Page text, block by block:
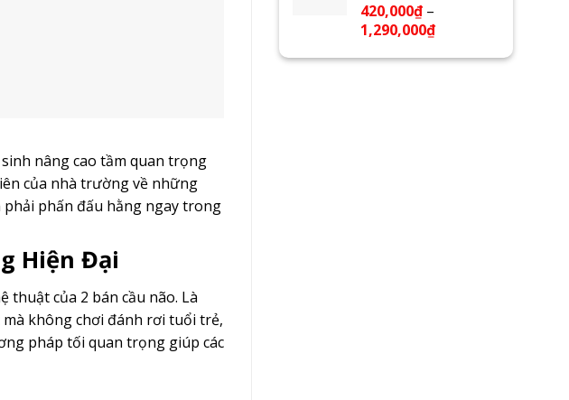
nâng cao tầm quan trọng
của nhà trường về những
phải phấn đấu hằng ngay trong
Hiện Đại
thuật của 2 bán cầu não. Là
không chơi đánh rơi tuổi trẻ,
pháp tối quan trọng giúp các
420,000₫ –
1,290,000₫